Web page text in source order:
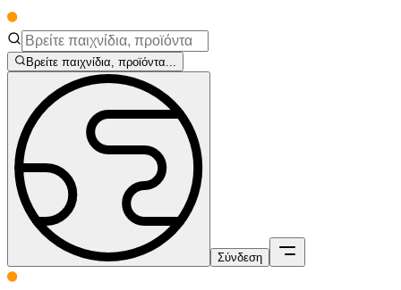
Βρείτε παιχνίδια, προϊόντα...
Σύνδεση